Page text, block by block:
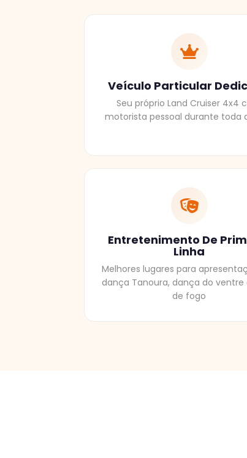
Veículo Particular
Seu próprio Land Cruiser 4x4
motorista pessoal durante toda
Entretenimento De
Linha
Melhores lugares para
dança Tanoura, dança do ventre
de fogo